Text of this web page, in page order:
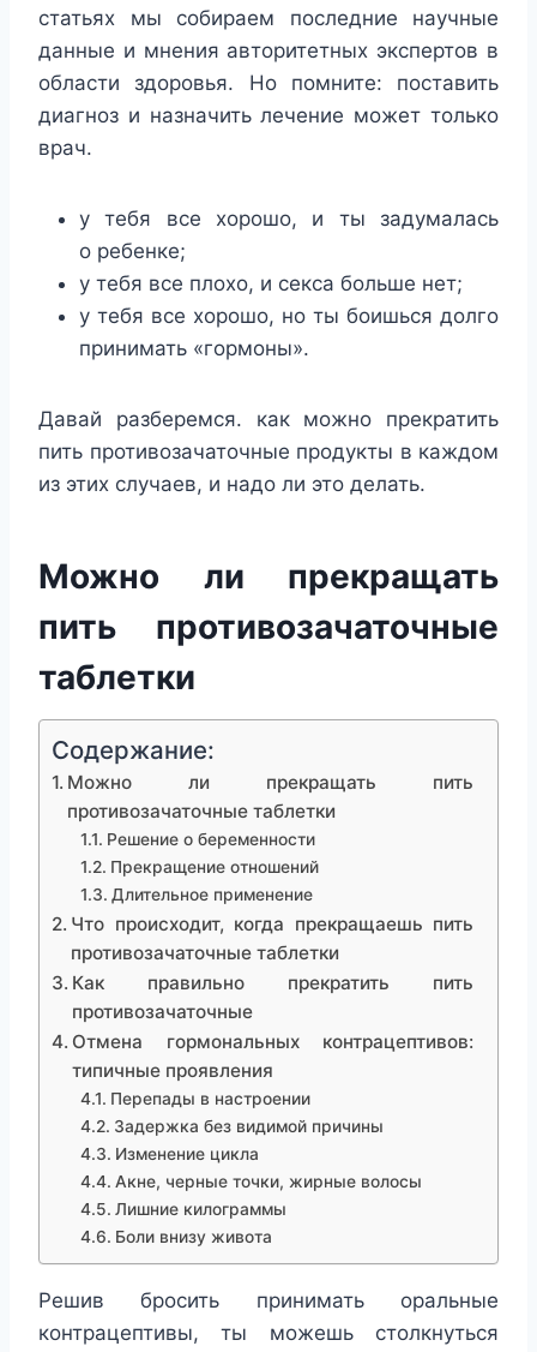
статьях мы собираем последние научные
данные и мнения авторитетных экспертов в
области здоровья. Но помните: поставить
диагноз и назначить лечение может только
врач.
у тебя все хорошо, и ты задумалась
о ребенке;
у тебя все плохо, и секса больше нет;
у тебя все хорошо, но ты боишься долго
принимать «гормоны».
Давай разберемся. как можно прекратить
пить противозачаточные продукты в каждом
из этих случаев, и надо ли это делать.
Можно ли прекращать
пить противозачаточные
таблетки
Содержание:
Можно ли прекращать пить
противозачаточные таблетки
Решение о беременности
Прекращение отношений
Длительное применение
Что происходит, когда прекращаешь пить
противозачаточные таблетки
Как правильно прекратить пить
противозачаточные
Отмена гормональных контрацептивов:
типичные проявления
Перепады в настроении
Задержка без видимой причины
Изменение цикла
Акне, черные точки, жирные волосы
Лишние килограммы
Боли внизу живота
Решив бросить принимать оральные
контрацептивы, ты можешь столкнуться